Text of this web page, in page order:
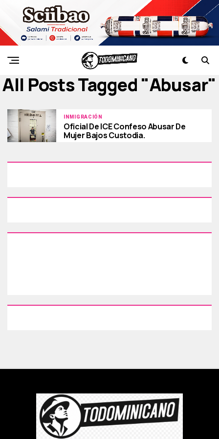
All Posts Tagged "abusar"
INMIGRACIÓN
Oficial De ICE Confeso Abusar De
Mujer Bajos Custodia.